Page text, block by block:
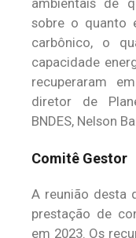
ambientais de
sobre o quanto
carbônico, o
capacidade
recuperaram
diretor de
BNDES, Nelson
Comitê Gestor
A reunião desta
prestação de
em 2023. Os